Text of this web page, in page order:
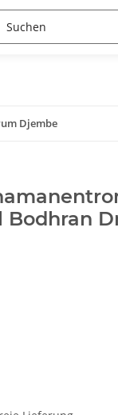
Djembe
Bodhran